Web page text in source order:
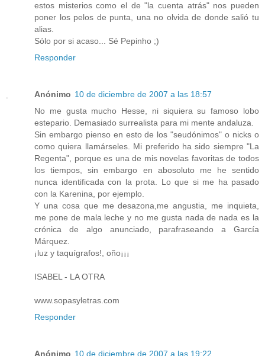
estos misterios como el de "la cuenta atrás" nos pueden
poner los pelos de punta, una no olvida de donde salió tu
alias.
Sólo por si acaso... Sé Pepinho ;)
Responder
Anónimo 10 de diciembre de 2007 a las 18:57
No me gusta mucho Hesse, ni siquiera su famoso lobo
estepario. Demasiado surrealista para mi mente andaluza.
Sin embargo pienso en esto de los "seudónimos" o nicks o
como quiera llamárseles. Mi preferido ha sido siempre "La
Regenta", porque es una de mis novelas favoritas de todos
los tiempos, sin embargo en abosoluto me he sentido
nunca identificada con la prota. Lo que si me ha pasado
con la Karenina, por ejemplo.
Y una cosa que me desazona,me angustia, me inquieta,
me pone de mala leche y no me gusta nada de nada es la
crónica de algo anunciado, parafraseando a García
Márquez.
¡luz y taquígrafos!, oño¡¡¡
ISABEL - LA OTRA
www.sopasyletras.com
Responder
Anónimo 10 de diciembre de 2007 a las 19:22